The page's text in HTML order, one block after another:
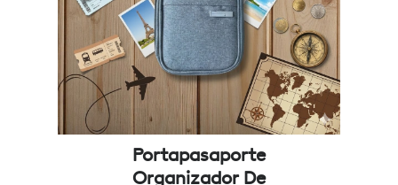
Portapasaporte
Organizador De